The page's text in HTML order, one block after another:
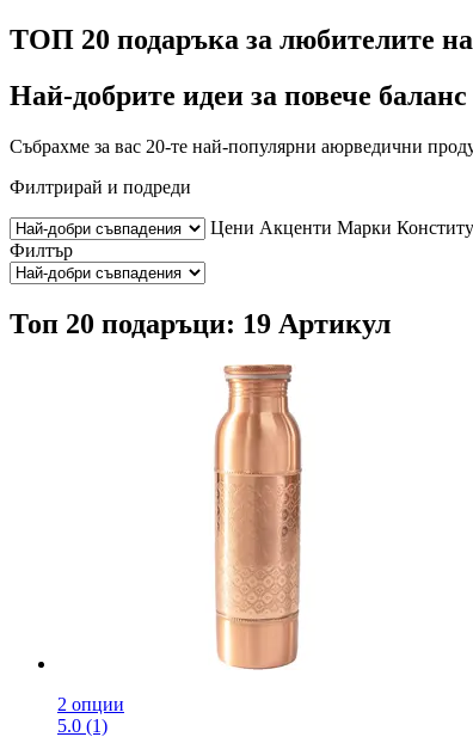
ТОП 20 подаръка за любителите
Най-добрите идеи за повече
Събрахме за вас 20-те най-популярни аюрведични
Филтрирай и подреди
Цени Акценти Марки
Филтър
Топ 20 подаръци: 19 Артикул
2 опции
5.0 (1)